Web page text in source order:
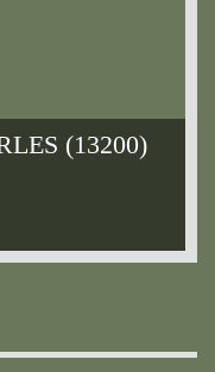
(13200)